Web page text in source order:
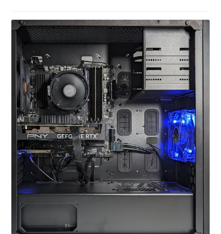
お問い合わせ
フルカスタマイズ相談
みんなのPC組立履歴
ご使用時にあたって